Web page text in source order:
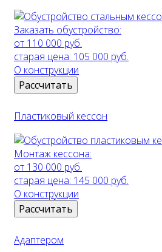
Заказать обустройство:
от 110 000 руб.
старая цена: 105 000 руб.
О конструкции
Рассчитать
Пластиковый кессон
Монтаж кессона:
от 130 000 руб.
старая цена: 145 000 руб.
О конструкции
Рассчитать
Адаптером